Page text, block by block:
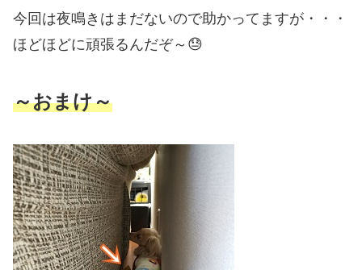
今回は夜鳴きはまだないので助かってますが・・・
ほどほどに頑張るんだぞ～😓
～おまけ～